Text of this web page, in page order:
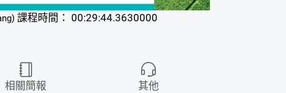
課程時間： 00:29:44.3630000
相關簡報 其他